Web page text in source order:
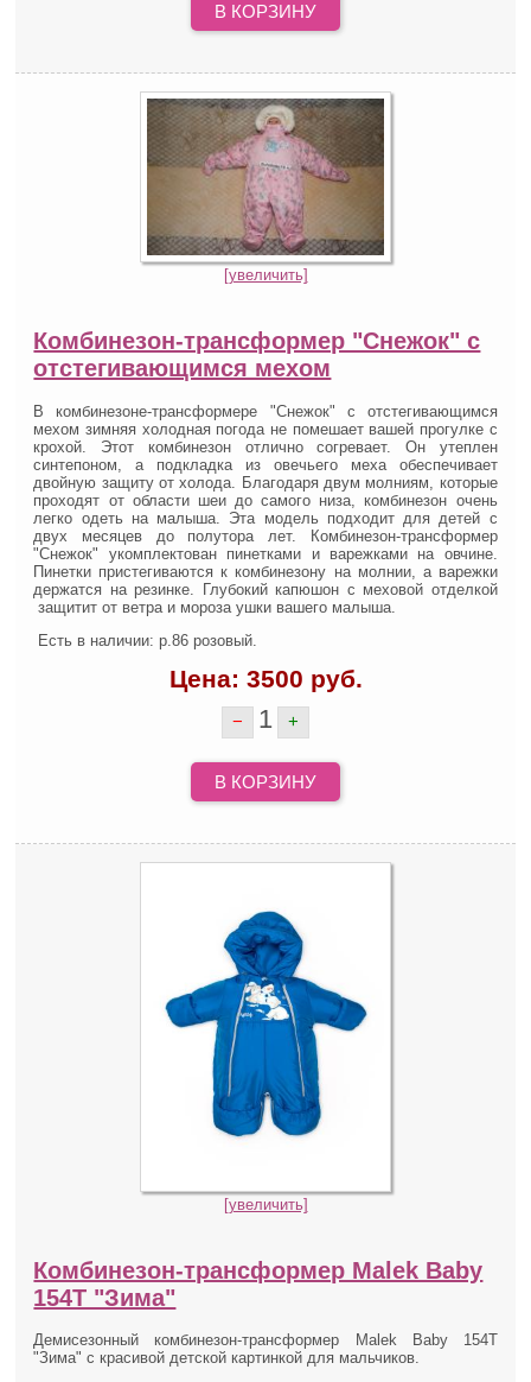
В КОРЗИНУ
[увеличить]
Комбинезон-трансформер "Снежок" с
отстегивающимся мехом
В комбинезоне-трансформере "Снежок" с отстегивающимся
мехом зимняя холодная погода не помешает вашей прогулке с
крохой. Этот комбинезон отлично согревает. Он утеплен
синтепоном, а подкладка из овечьего меха обеспечивает
двойную защиту от холода. Благодаря двум молниям, которые
проходят от области шеи до самого низа, комбинезон очень
легко одеть на малыша. Эта модель подходит для детей с
двух месяцев до полутора лет. Комбинезон-трансформер
"Снежок" укомплектован пинетками и варежками на овчине.
Пинетки пристегиваются к комбинезону на молнии, а варежки
держатся на резинке. Глубокий капюшон с меховой отделкой
защитит от ветра и мороза ушки вашего малыша.
Есть в наличии: р.86 розовый.
Цена: 3500 руб.
− 1 +
В КОРЗИНУ
[увеличить]
Комбинезон-трансформер Malek Baby
154Т "Зима"
Демисезонный комбинезон-трансформер Malek Baby 154Т
"Зима" с красивой детской картинкой для мальчиков.